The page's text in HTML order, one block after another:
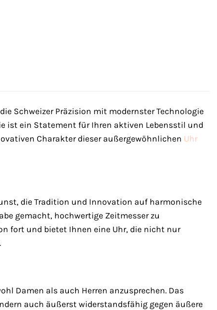
Schweizer Präzision mit modernster Technologie
ist ein Statement für Ihren aktiven Lebensstil und
Charakter dieser außergewöhnlichen Uhr
die Tradition und Innovation auf harmonische
gemacht, hochwertige Zeitmesser zu
fort und bietet Ihnen eine Uhr, die nicht nur
Damen als auch Herren anzusprechen. Das
auch äußerst widerstandsfähig gegen äußere